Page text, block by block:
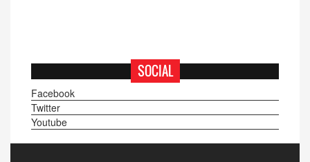
SOCIAL
Facebook
Twitter
Youtube